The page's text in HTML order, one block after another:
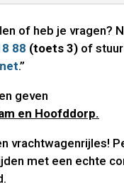
of heb je vragen?
88 (toets 3) of
.”
en geven
en Hoofddorp.
vrachtwagenrijles!
met een echte